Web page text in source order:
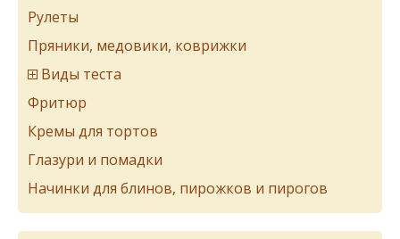
Рулеты
Пряники, медовики, коврижки
Виды теста
Фритюр
Кремы для тортов
Глазури и помадки
Начинки для блинов, пирожков и пирогов